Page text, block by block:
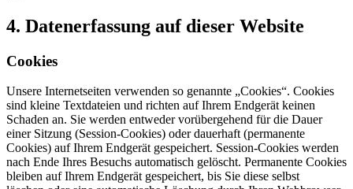
4. Datenerfassung auf dieser Website
Cookies
Unsere Internetseiten verwenden so genannte „Cookies“. Cookies
sind kleine Textdateien und richten auf Ihrem Endgerät keinen
Schaden an. Sie werden entweder vorübergehend für die Dauer
einer Sitzung (Session-Cookies) oder dauerhaft (permanente
Cookies) auf Ihrem Endgerät gespeichert. Session-Cookies werden
nach Ende Ihres Besuchs automatisch gelöscht. Permanente Cookies
bleiben auf Ihrem Endgerät gespeichert, bis Sie diese selbst